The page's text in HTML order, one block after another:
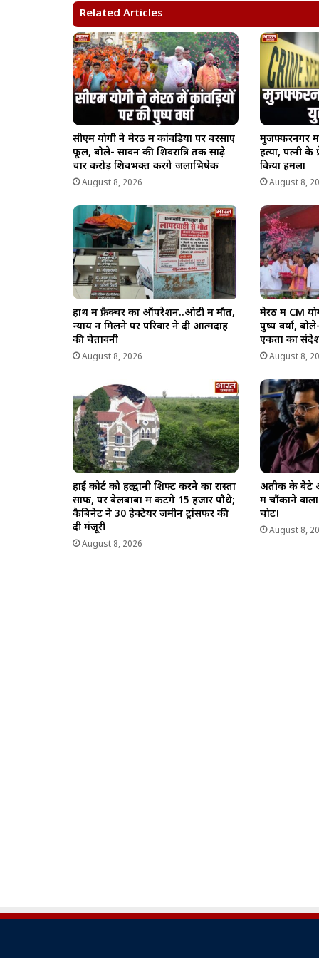
p
p
o
k
a
m
k
Related Articles
सीएम योगी ने मेरठ में कांवड़ियों पर बरसाए
फूल, बोले- सावन की शिवरात्रि तक साढ़े
चार करोड़ शिवभक्त करेंगे जलाभिषेक
August 8, 2026
मुजफ्फरनगर
हत्या, पत्नी के
किया हमला
August 8,
हाथ में फ्रैक्चर का ऑपरेशन..ओटी में मौत,
न्याय न मिलने पर परिवार ने दी आत्मदाह
की चेतावनी
August 8, 2026
मेरठ में CM
पुष्प वर्षा,
एकता का
August 8,
हाई कोर्ट को हल्द्वानी शिफ्ट करने का रास्ता
साफ, पर बेलबाबा में कटेंगे 15 हजार पौधे;
कैबिनेट ने 30 हेक्टेयर जमीन ट्रांसफर की
दी मंजूरी
August 8, 2026
अतीक के बेटे
में चौंकाने
चोटें!
August 8,